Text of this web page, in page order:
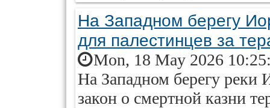
На Западном берегу
для палестинцев за
Mon, 18 May 2026
На Западном берегу реки
закон о смертной казни